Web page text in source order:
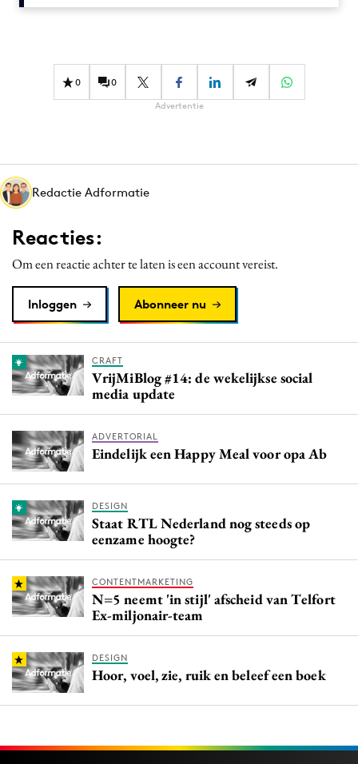
Design
Diversiteit
Effectiviteit
Martech
Media
Merkstrategie
Purpose Marketing
Reputatie & crisis
0 0
Advertentie
Redactie Adformatie
Reacties:
Om een reactie achter te laten is een account vereist.
Inloggen Abonneer nu
CRAFT
VrijMiBlog #14: de wekelijkse social
media update
ADVERTORIAL
Eindelijk een Happy Meal voor opa Ab
DESIGN
Staat RTL Nederland nog steeds op
eenzame hoogte?
CONTENTMARKETING
N=5 neemt 'in stijl' afscheid van Telfort
Ex-miljonair-team
DESIGN
Hoor, voel, zie, ruik en beleef een boek